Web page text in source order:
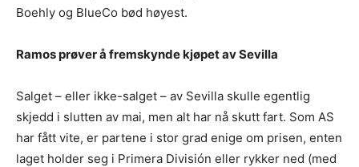
Boehly og BlueCo bød høyest.
Ramos prøver å fremskynde kjøpet av Sevilla
Salget – eller ikke-salget – av Sevilla skulle egentlig
skjedd i slutten av mai, men alt har nå skutt fart. Som AS
har fått vite, er partene i stor grad enige om prisen, enten
laget holder seg i Primera División eller rykker ned (med